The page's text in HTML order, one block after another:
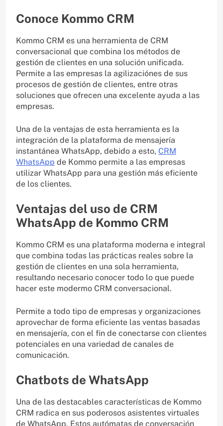
Conoce Kommo CRM
Kommo CRM es una herramienta de CRM
conversacional que combina los métodos de
gestión de clientes en una solución unificada.
Permite a las empresas la agilizaciónes de sus
procesos de gestión de clientes, entre otras
soluciones que ofrecen una excelente ayuda a las
empresas.
Una de la ventajas de esta herramienta es la
integración de la plataforma de mensajería
instantánea WhatsApp, debido a esto, CRM
WhatsApp de Kommo permite a las empresas
utilizar WhatsApp para una gestión más eficiente
de los clientes.
Ventajas del uso de CRM
WhatsApp de Kommo CRM
Kommo CRM es una plataforma moderna e integral
que combina todas las prácticas reales sobre la
gestión de clientes en una sola herramienta,
resultando necesario conocer todo lo que puede
hacer este modermo CRM conversacional.
Permite a todo tipo de empresas y organizaciones
aprovechar de forma eficiente las ventas basadas
en mensajería, con el fin de conectarse con clientes
potenciales en una variedad de canales de
comunicación.
Chatbots de WhatsApp
Una de las destacables características de Kommo
CRM radica en sus poderosos asistentes virtuales
de WhatsApp. Estos autómatas de conversación